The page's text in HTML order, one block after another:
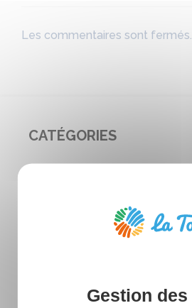
Les commentaires sont fermés.
CATÉGORIES
Construire pour l'avenir
La mer au féminin
Mémento / Guide